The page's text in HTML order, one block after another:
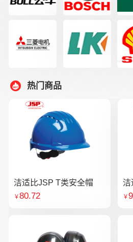
热门商品
洁适比JSP T类安全帽
￥80.72
洁
￥